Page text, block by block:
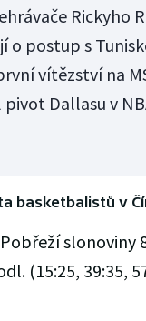
Rickyho
o postup s
vítězství na
Dallasu v
basketbalistů v
slonoviny
(15:25, 39:35,